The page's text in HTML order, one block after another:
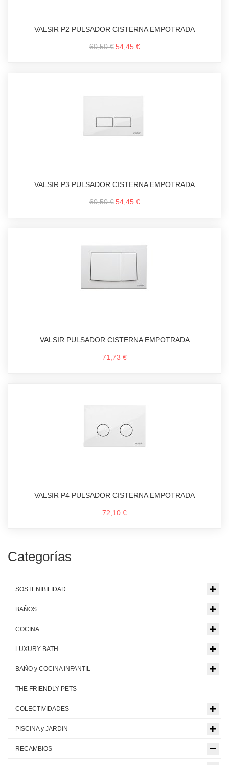
VALSIR P2 PULSADOR CISTERNA EMPOTRADA
60,50 € 54,45 €
VALSIR P3 PULSADOR CISTERNA EMPOTRADA
60,50 € 54,45 €
VALSIR PULSADOR CISTERNA EMPOTRADA
71,73 €
VALSIR P4 PULSADOR CISTERNA EMPOTRADA
72,10 €
Categorías
SOSTENIBILIDAD
BAÑOS
COCINA
LUXURY BATH
BAÑO y COCINA INFANTIL
THE FRIENDLY PETS
COLECTIVIDADES
PISCINA y JARDIN
RECAMBIOS